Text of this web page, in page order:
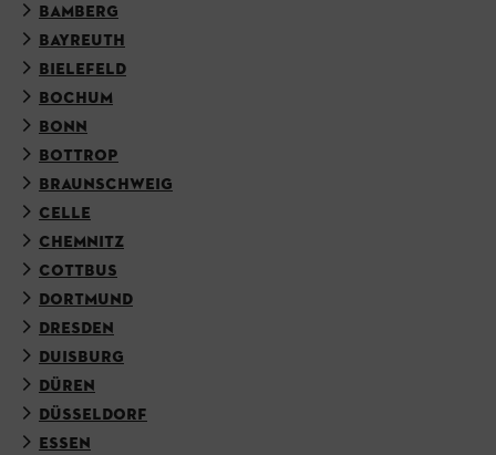
BAMBERG
BAYREUTH
BIELEFELD
BOCHUM
BONN
BOTTROP
BRAUNSCHWEIG
CELLE
CHEMNITZ
COTTBUS
DORTMUND
DRESDEN
DUISBURG
DÜREN
DÜSSELDORF
ESSEN